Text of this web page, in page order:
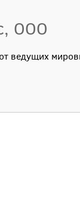
ООО
ведущих